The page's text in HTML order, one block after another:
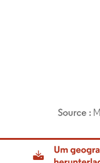
Intelligence.